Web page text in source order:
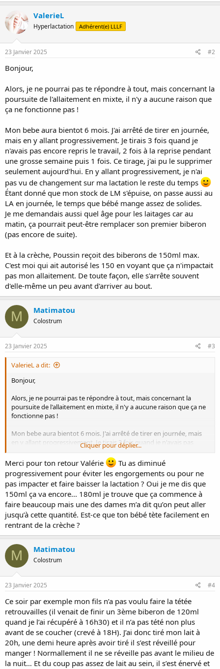
ValerieL
Hyperlactation Adhérent(e) LLLF
23 Janvier 2025 #2
Bonjour,
Alors, je ne pourrai pas te répondre à tout, mais concernant la
poursuite de l'allaitement en mixte, il n'y a aucune raison que
ça ne fonctionne pas !
Mon bebe aura bientot 6 mois. J'ai arrêté de tirer en journée,
mais en y allant progressivement. Je tirais 3 fois quand je
n'avais pas encore repris le travail, 2 fois à la reprise pendant
une grosse semaine puis 1 fois. Ce tirage, j'ai pu le supprimer
seulement aujourd'hui. En y allant progressivement, je n'ai
pas vu de changement sur ma lactation le reste du temps
Étant donné que mon stock de LM s'épuise, on passe aussi au
LA en journée, le temps que bébé mange assez de solides.
Je me demandais aussi quel âge pour les laitages car au
matin, ça pourrait peut-être remplacer son premier biberon
(pas encore de suite).
Et à la crèche, Poussin reçoit des biberons de 150ml max.
C'est moi qui ait autorisé les 150 en voyant que ça n'impactait
pas mon allaitement. De toute façon, elle s'arrête souvent
d'elle-même un peu avant d'arriver au bout.
M Matimatou
Colostrum
23 Janvier 2025 #3
ValerieL a dit:
Bonjour,
Alors, je ne pourrai pas te répondre à tout, mais concernant la
poursuite de l'allaitement en mixte, il n'y a aucune raison que ça ne
fonctionne pas !
Mon bebe aura bientot 6 mois. J'ai arrêté de tirer en journée, mais
en y allant progressivement. Je tirais 3 fois quand je n'avais pas
encore repris le travail, 2 fois à la reprise pendant une grosse
semaine puis 1 fois. Ce tirage, j'ai pu le supprimer seulement
aujourd'hui. En y allant progressivement, je n'ai pas vu de
changement sur ma lactation le reste du temps
Étant donné que mon stock de LM s'épuise, on passe aussi au LA en
journée, le temps que bébé mange assez de solides.
Je me demandais aussi quel âge pour les laitages car au matin, ça
pourrait peut-être remplacer son premier biberon (pas encore de
suite).
qui ait autorisé les 150 en voyant que ça n'impactait pas mon
allaitement. De toute façon, elle s'arrête souvent d'elle-même un
peu avant d'arriver au bout.
Cliquer pour déplier...
Merci pour ton retour Valérie
Tu as diminué
progressivement pour éviter les engorgements ou pour ne
pas impacter et faire baisser la lactation ? Oui je me dis que
150ml ça va encore... 180ml je trouve que ça commence à
faire beaucoup mais une des dames m’a dit qu’on peut aller
jusqu’à cette quantité. Est-ce que ton bébé tète facilement en
rentrant de la crèche ?
M Matimatou
Colostrum
23 Janvier 2025 #4
Ce soir par exemple mon fils n’a pas voulu faire la tétée
retrouvailles (il venait de finir un 3ème biberon de 120ml
quand je l’ai récupéré à 16h30) et il n’a pas tété non plus
avant de se coucher (crevé à 18H). J’ai donc tiré mon lait à
20h, une demi heure après avoir tiré il s’est réveillé pour
manger ! Normallement il ne se réveille pas avant le milieu de
la nuit… Et du coup pas assez de lait au sein, il s’est énervé et